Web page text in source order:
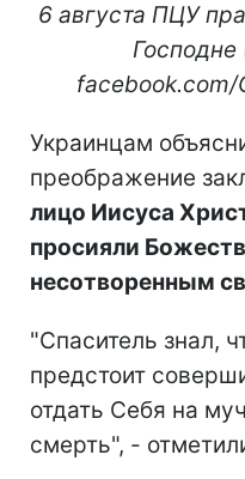
6 августа ПЦУ
Господне
facebook.com/
Украинцам
преображение
лицо Иисуса
просияли
несотворенным
"Спаситель знал,
предстоит
отдать Себя на
смерть", -